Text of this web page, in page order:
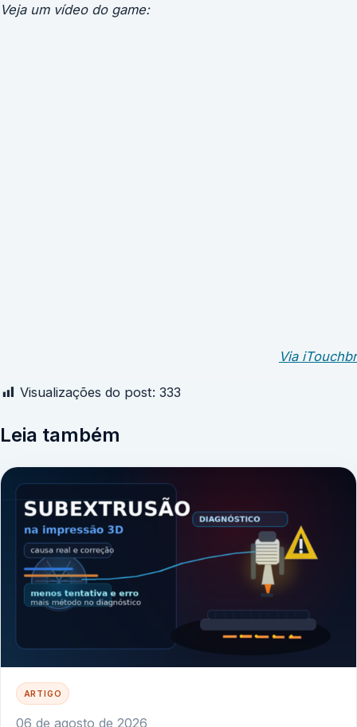
Veja um vídeo do game:
Via iTouchbr
Visualizações do post: 333
Leia também
ARTIGO
06 de agosto de 2026